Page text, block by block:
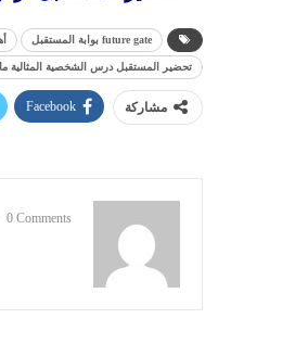
future gate بوابة المستقبل
تحضير المستقبل درس الشخصية المثالية مادة
مشاركة Facebook
0 Comments